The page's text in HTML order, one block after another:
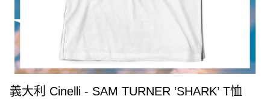
義大利 Cinelli - SAM TURNER ’SHARK’ T恤